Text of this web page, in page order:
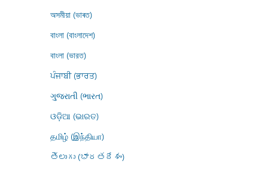
অসমীয়া (ভাৰত)
বাংলা (বাংলাদেশ)
বাংলা (ভারত)
ਪੰਜਾਬੀ (ਭਾਰਤ)
ગુજરાતી (ભારત)
ଓଡ଼ିଆ (ଭାରତ)
தமிழ் (இந்தியா)
తెలుగు (భారతదేశం)